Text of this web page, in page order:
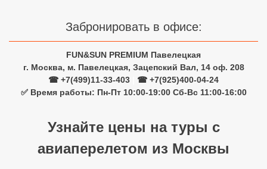
Забронировать в офисе:
FUN&SUN PREMIUM Павелецкая
г. Москва, м. Павелецкая, Зацепский Вал, 14 оф. 208
☎ +7(499)11-33-403
☎ +7(925)400-04-24
✅ Время работы: Пн-Пт 10:00-19:00 Сб-Вс 11:00-16:00
Узнайте цены на туры с
авиаперелетом из Москвы
Сетевые отели Мальдив
Сетевые отели Сейшел
Сетевые отели Маврикия